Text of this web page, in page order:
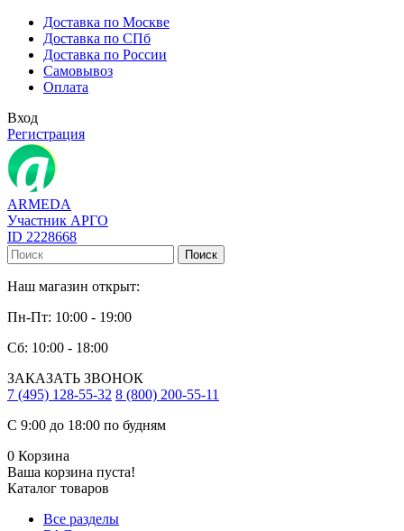
Доставка по Москве
Доставка по СПб
Доставка по России
Самовывоз
Оплата
Вход
Регистрация
ARMEDA
Участник АРГО
ID 2228668
Поиск
Наш магазин открыт:
Пн-Пт: 10:00 - 19:00
Сб: 10:00 - 18:00
ЗАКАЗАТЬ ЗВОНОК
7 (495) 128-55-32 8 (800) 200-55-11
С 9:00 до 18:00 по будням
0 Корзина
Ваша корзина пуста!
Каталог товаров
Все разделы